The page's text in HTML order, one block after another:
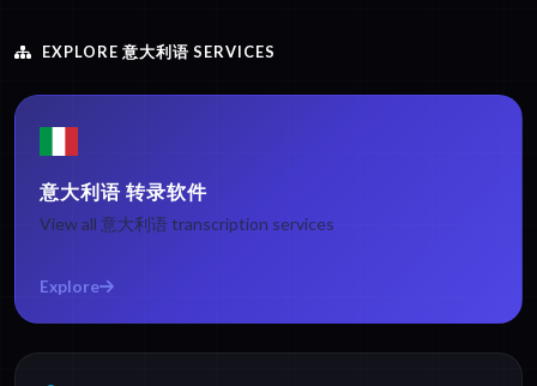
EXPLORE 意大利语 SERVICES
意大利语 转录软件
View all 意大利语 transcription services
Explore